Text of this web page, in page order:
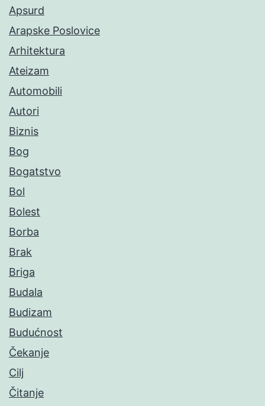
Apsurd
Arapske Poslovice
Arhitektura
Ateizam
Automobili
Autori
Biznis
Bog
Bogatstvo
Bol
Bolest
Borba
Brak
Briga
Budala
Budizam
Budućnost
Čekanje
Cilj
Čitanje